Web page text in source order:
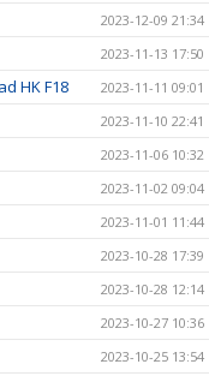
2023-12-09 21:34
2023-11-13 17:50
HK F18 2023-11-11 09:01
2023-11-10 22:41
2023-11-06 10:32
2023-11-02 09:04
2023-11-01 11:44
2023-10-28 17:39
2023-10-28 12:14
2023-10-27 10:36
2023-10-25 13:54